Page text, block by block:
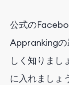
公式の
Apprankingの
しく知りまし
に入れましょ